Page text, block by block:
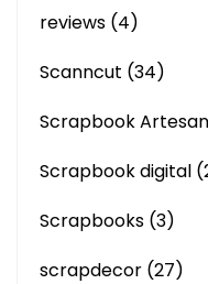
reviews (4)
Scanncut (34)
Scrapbook
Scrapbook digital
Scrapbooks (3)
scrapdecor (27)